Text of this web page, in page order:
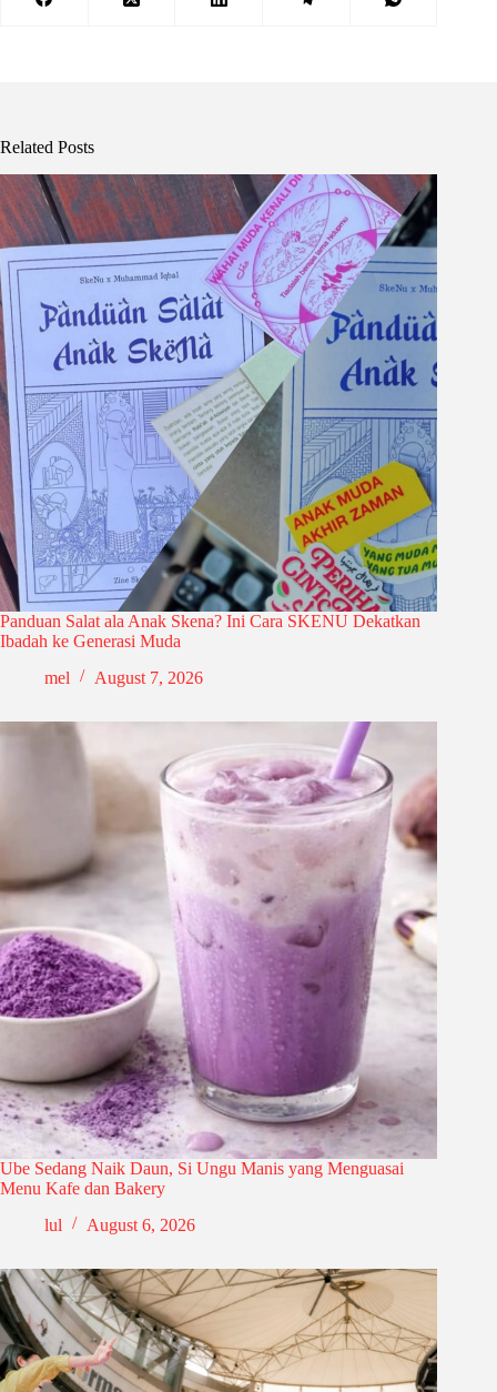
Related Posts
Panduan Salat ala Anak Skena? Ini Cara SKENU Dekatkan
Ibadah ke Generasi Muda
mel
August 7, 2026
Ube Sedang Naik Daun, Si Ungu Manis yang Menguasai
Menu Kafe dan Bakery
lul
August 6, 2026